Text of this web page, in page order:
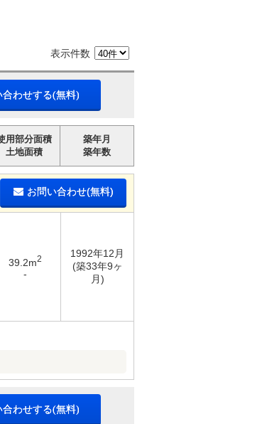
表示件数
わせする(無料)
用部分面積
土地面積
築年月
築年数
お問い合わせ(無料)
39.2m2
-
1992年12月
(築33年9ヶ
月)
わせする(無料)